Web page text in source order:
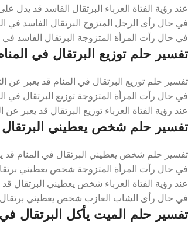
عند رؤية الفتاة العزباء البرتقال الفاسد قد
في حال رأى الرجل المتزوج البرتقال الفاسد في
في حال رأت المرأة المتزوجة البرتقال الفاسد في
تفسير حلم توزيع البرتقال في
تفسير حلم توزيع البرتقال في المنام قد يعبر عن
في حال رأت المرأة المتزوجة توزيع البرتقال في
عند رؤية الفتاة العزباء توزيع البرتقال قد يعبر
تفسير حلم شخص يعطيني البرتقال
تفسير حلم شخص يعطيني البرتقال في المنام قد
في حال رأت المرأة المتزوجة شخص يعطيني
عند رؤية الفتاة العزباء شخص يعطيني البرتقال
في حال رأى الشاب العازب شخص يعطيني برتقال
تفسير حلم الميت يأكل البرتقال في